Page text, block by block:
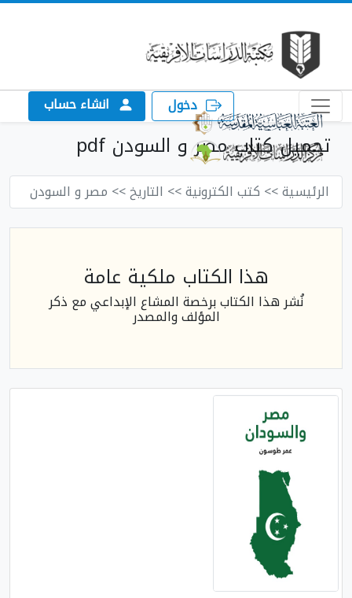
دخول انشاء حساب
تحميل كتاب مصر و السودن pdf
الرئيسية>> كتب الكترونية>> التاريخ>> مصر و السودن
هذا الكتاب ملكية عامة
نُشر هذا الكتاب برخصة المشاع الإبداعي مع ذكر
المؤلف والمصدر